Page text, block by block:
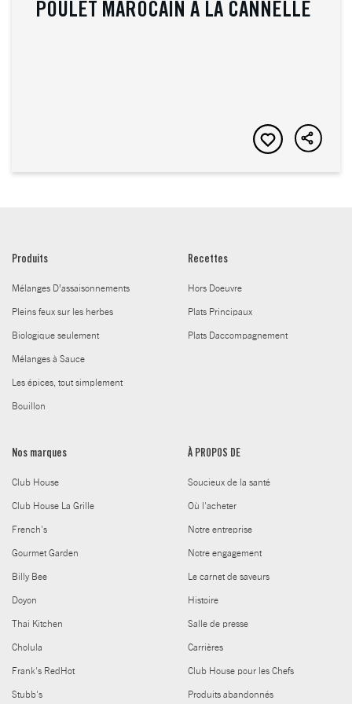
POULET MAROCAIN À LA CANNELLE
Produits
Mélanges D’assaisonnements
Pleins feux sur les herbes
Biologique seulement
Mélanges à Sauce
Les épices, tout simplement
Bouillon
Recettes
Hors Doeuvre
Plats Principaux
Plats Daccompagnement
Nos marques
Club House
Club House La Grille
French's
Gourmet Garden
Billy Bee
Doyon
Thai Kitchen
Cholula
Frank's RedHot
Stubb's
À PROPOS DE
Soucieux de la santé
Où l'acheter
Notre entreprise
Notre engagement
Le carnet de saveurs
Histoire
Salle de presse
Carrières
Club House pour les Chefs
Produits abandonnés